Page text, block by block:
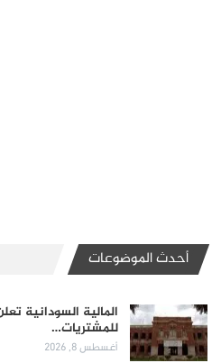
أحدث الموضوعات
المالية السودانية
للمشتريات…
أغسطس 8, 2026